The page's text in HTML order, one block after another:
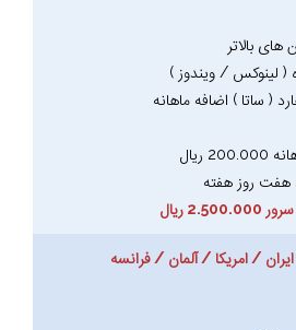
های بالاتر
( لینوکس / ویندوز )
هارد ( ساتا ) اضافه ماهانه
ریال
ریال
/ امریکا / آلمان / فرانسه